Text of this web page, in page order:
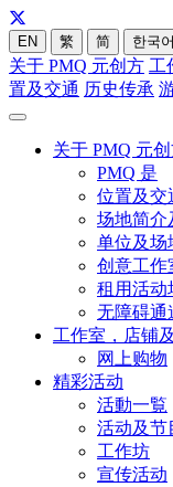
EN 繁 简 한국어
关于 PMQ 元创方 工
置及交通 历史传承
关于 PMQ 元
PMQ 是
位置及交
场地简介
单位及场
创意工作
租用活动
无障碍通
工作室，店铺
网上购物
精彩活动
活動一覧
活动及节
工作坊
宣传活动